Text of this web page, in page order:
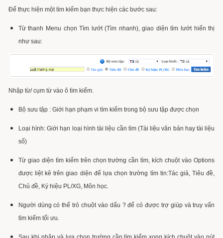
Để thực hiện một tìm kiếm bạn thực hiện các bước sau:
Từ thanh Menu chọn Tìm lướt (Tìm nhanh), giao diện tìm lướt hiển thị
như sau:
Nhập từ/ cụm từ vào ô tìm kiếm.
Bộ sưu tập : Giới hạn phạm vi tìm kiếm trong bộ sưu tập được chọn
Loại hình: Giới hạn loại hình tài liệu cần tìm (Tài liệu văn bản hay tài liệu
số)
Từ giao diện tìm kiếm trên chọn trường cần tìm, kích chuột vào Options
được liệt kê trên giao diện để lựa chọn trường tìm tin:Tác giả, Tiêu đề,
Chủ đề, Ký hiệu PL/XG, Môn học.
Người dùng có thể trỏ chuột vào dấu ? để có được trợ giúp và truy vấn
tìm kiếm tối ưu.